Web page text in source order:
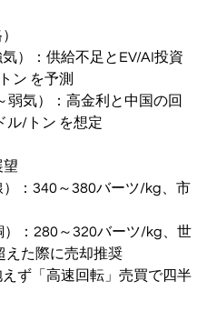
）：供給不足とEV/AI投資
ン を予測
弱気）：高金利と中国の回
ル/トン を想定
望
：340～380バーツ/kg、市
：280～320バーツ/kg、世
えた際に売却推奨
ず「高速回転」売買で四半